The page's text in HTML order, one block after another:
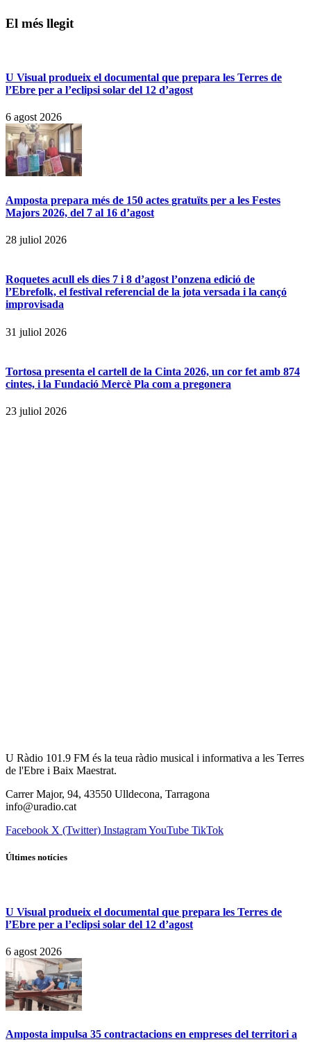
El més llegit
U Visual produeix el documental que prepara les Terres de
l’Ebre per a l’eclipsi solar del 12 d’agost
6 agost 2026
Amposta prepara més de 150 actes gratuïts per a les Festes
Majors 2026, del 7 al 16 d’agost
28 juliol 2026
Roquetes acull els dies 7 i 8 d’agost l’onzena edició de
l’Ebrefolk, el festival referencial de la jota versada i la cançó
improvisada
31 juliol 2026
Tortosa presenta el cartell de la Cinta 2026, un cor fet amb 874
cintes, i la Fundació Mercè Pla com a pregonera
23 juliol 2026
U Ràdio 101.9 FM és la teua ràdio musical i informativa a les Terres
de l'Ebre i Baix Maestrat.
Carrer Major, 94, 43550 Ulldecona, Tarragona
info@uradio.cat
Facebook X (Twitter) InstagramYouTube TikTok
Últimes notícies
U Visual produeix el documental que prepara les Terres de
l’Ebre per a l’eclipsi solar del 12 d’agost
6 agost 2026
Amposta impulsa 35 contractacions en empreses del territori a